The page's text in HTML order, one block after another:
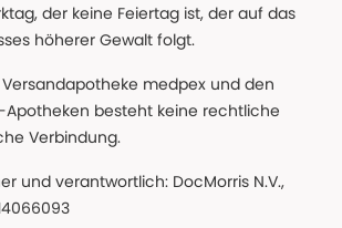
der keine Feiertag ist, der auf das
höherer Gewalt folgt.
medpex und den
besteht keine rechtliche
Verbindung.
und verantwortlich: DocMorris N.V.,